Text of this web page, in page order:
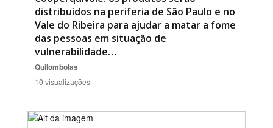
distribuídos na periferia de São Paulo e no
Vale do Ribeira para ajudar a matar a fome
das pessoas em situação de
vulnerabilidade…
Quilombolas
10 visualizações